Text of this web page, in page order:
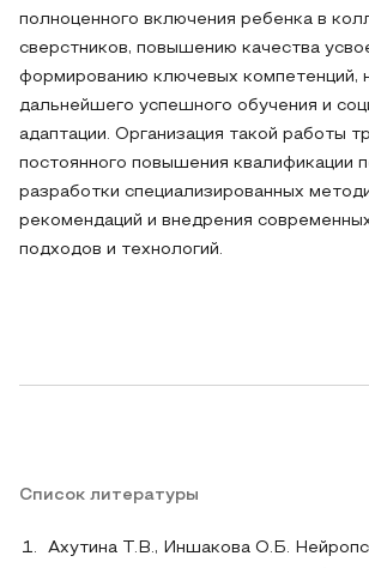
полноценного включения ребенка в
сверстников, повышению качества
формированию ключевых компетенций,
дальнейшего успешного обучения и
адаптации. Организация такой работы
постоянного повышения квалификации
разработки специализированных
рекомендаций и внедрения
подходов и технологий.
Список литературы
Ахутина Т.В., Иншакова О.Б.